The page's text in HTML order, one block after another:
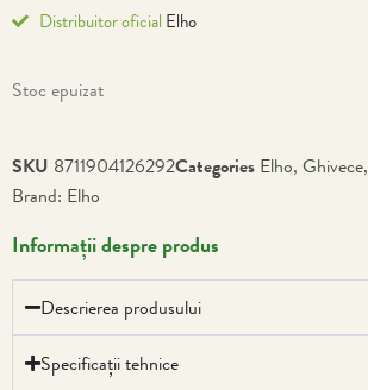
Distribuitor oficial Elho
Stoc epuizat
SKU 8711904126292Categories Elho, Ghivece,
Brand: Elho
Informații despre produs
Descrierea produsului
Specificații tehnice